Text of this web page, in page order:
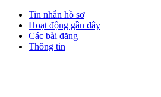
Tin nhắn hồ sơ
Hoạt động gần đây
Các bài đăng
Thông tin